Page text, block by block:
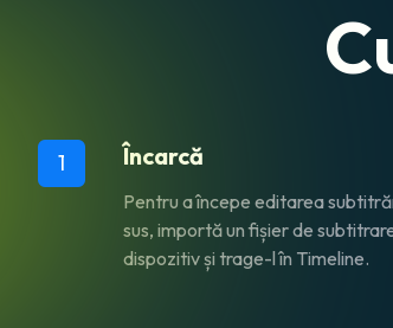
1 Încarcă
Pentru a începe editarea
sus, importă un fișier de
dispozitiv și trage-l în Timeline.